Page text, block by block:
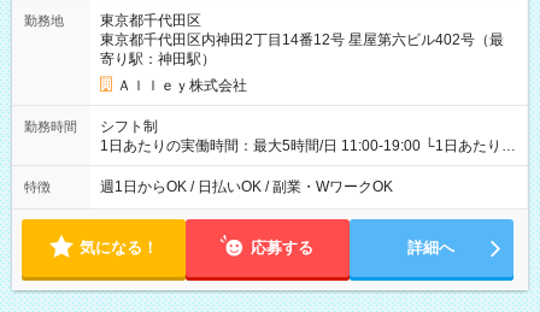
勤務地
東京都千代田区
東京都千代田区内神田2丁目14番12号 星屋第六ビル402号（最
寄り駅：神田駅）
Ａｌｌｅｙ株式会社
勤務時間
シフト制
1日あたりの実働時間：最大5時間/日 11:00-19:00 └1日あたりの
実働時間：1-5時間 └上記の時間帯内であれば、いつでも勤務可
能！ └平日・土曜日の中で、お好きな曜日でご勤務いただけま
18:00 などのように、自由な働き方が可能なお仕事です！
特徴 週1日からOK / 日払いOK / 副業・WワークOK
気になる！ 応募する 詳細へ